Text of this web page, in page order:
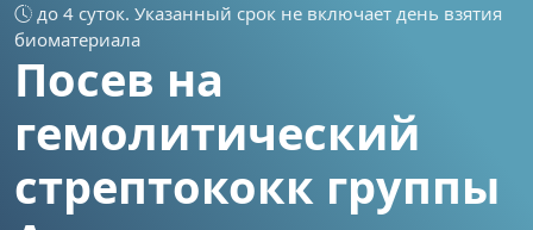
до 4 суток. Указанный срок не включает день взятия
биоматериала
Посев на
гемолитический
стрептококк группы